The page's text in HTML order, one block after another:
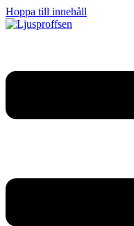
Hoppa till innehåll